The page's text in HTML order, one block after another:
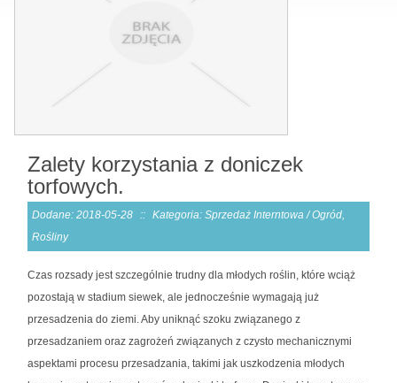
Zalety korzystania z doniczek
torfowych.
Dodane: 2018-05-28 :: Kategoria: Sprzedaż Interntowa / Ogród,
Rośliny
Czas rozsady jest szczególnie trudny dla młodych roślin, które wciąż
pozostają w stadium siewek, ale jednocześnie wymagają już
przesadzenia do ziemi. Aby uniknąć szoku związanego z
przesadzaniem oraz zagrożeń związanych z czysto mechanicznymi
aspektami procesu przesadzania, takimi jak uszkodzenia młodych